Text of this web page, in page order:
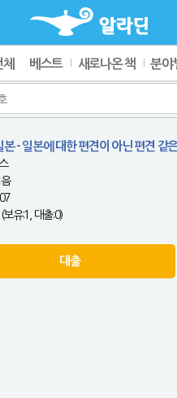
베스트 새로나온 책 분야
본 - 일본에 대한 편견이 아닌 편견 같
유:1, 대출:0)
대출